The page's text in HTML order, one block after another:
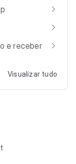
e receber
Visualizar tudo